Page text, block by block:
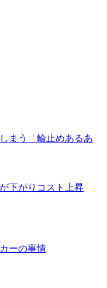
まう「輪止めあるあ
下がりコスト上昇
ーの事情